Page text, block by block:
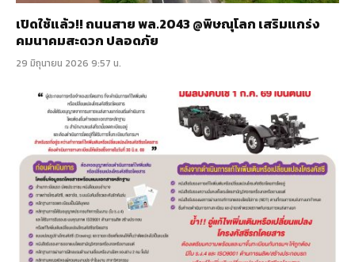
เปิดใช้แล้ว!! ถนนสาย พล.2043 @พิษณุโลก เสริมแกร่ง
คมนาคมสะดวก ปลอดภัย
29 มิถุนายน 2026 9:57 น.